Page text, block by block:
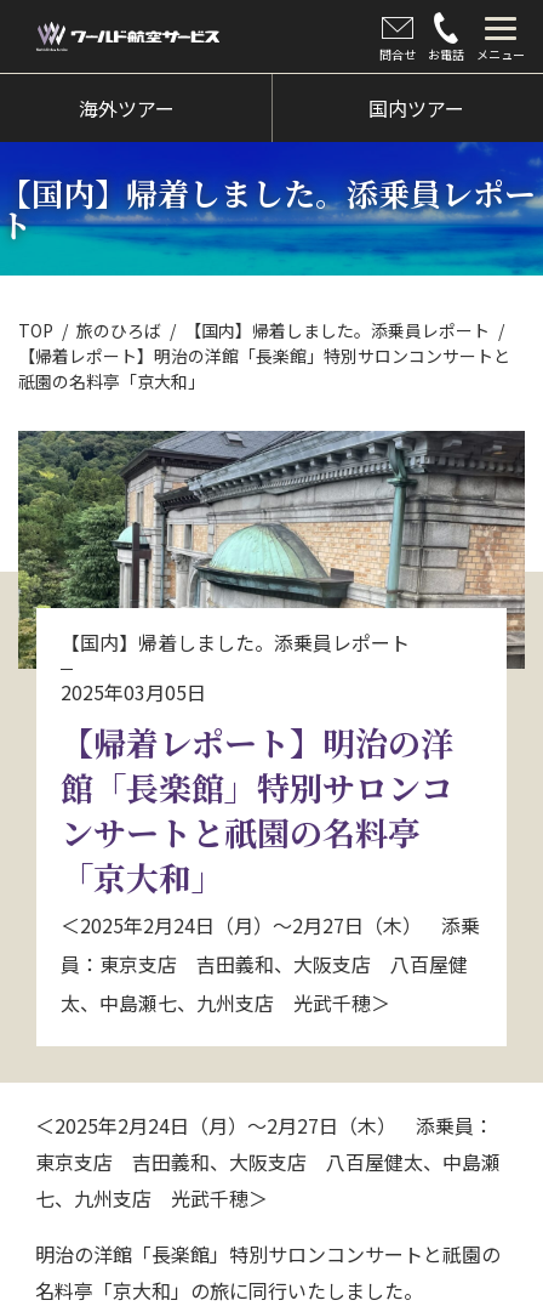
問合せ お電話 メニュー
海外ツアー
クルーズツアー
ツアー催行状況
旅のひろば
イベント
新着情報
会社情報
お問い合わせ
資料請求
電話にてお問い合わせ
海外ツアー 国内ツアー
【国内】帰着しました。添乗員レポー
ト
TOP 旅のひろば
【国内】帰着しました。添乗員レポート
【帰着レポート】明治の洋館「長楽館」特別サロンコンサートと
祇園の名料亭「京大和」
【国内】帰着しました。添乗員レポート
2025年03月05日
【帰着レポート】明治の洋
館「長楽館」特別サロンコ
ンサートと祇園の名料亭
「京大和」
＜2025年2月24日（月）～2月27日（木） 添乗
員：東京支店 吉田義和、大阪支店 八百屋健
太、中島瀬七、九州支店 光武千穂＞
＜2025年2月24日（月）～2月27日（木） 添乗員：
東京支店 吉田義和、大阪支店 八百屋健太、中島瀬
七、九州支店 光武千穂＞
明治の洋館「長楽館」特別サロンコンサートと祇園の
名料亭「京大和」の旅に同行いたしました。